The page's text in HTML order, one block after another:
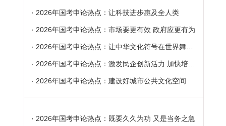
· 2026年国考申论热点：让科技进步惠及全人类
· 2026年国考申论热点：市场要更有效 政府应更有为
· 2026年国考申论热点：让中华文化符号在世界舞台上更加璀璨
· 2026年国考申论热点：激发民企创新活力 加快培育新质生产力
· 2026年国考申论热点：建设好城市公共文化空间
· 2026年国考申论热点：既要久久为功 又是当务之急